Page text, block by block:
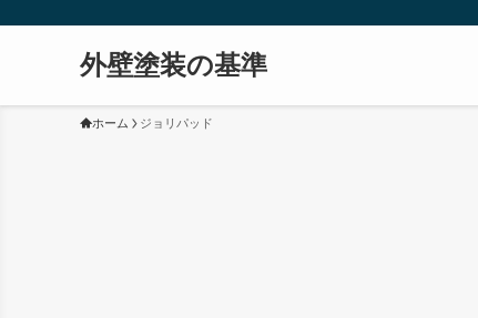
外壁塗装の基準
ホーム ジョリパッド